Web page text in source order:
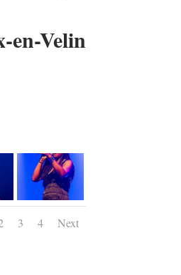
en-Velin
3 4 Next